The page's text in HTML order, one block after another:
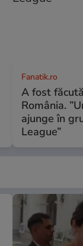
Fanatik.ro
A fost
România.
ajunge în
League”